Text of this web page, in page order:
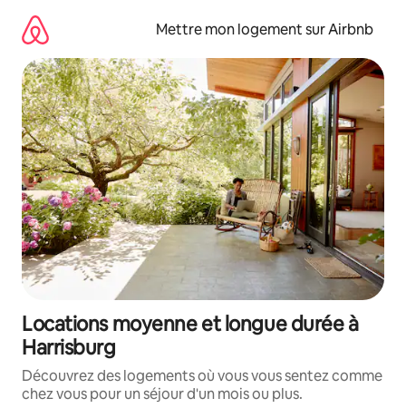
directement
contenu
Mettre mon logement sur Airbnb
Locations moyenne et longue durée à
Harrisburg
Découvrez des logements où vous vous sentez comme
chez vous pour un séjour d'un mois ou plus.